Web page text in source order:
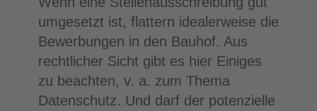
umgesetzt ist, flattern idealerweise die
Bewerbungen in den Bauhof. Aus
rechtlicher Sicht gibt es hier Einiges
zu beachten, v. a. zum Thema
Datenschutz. Und darf der potenzielle